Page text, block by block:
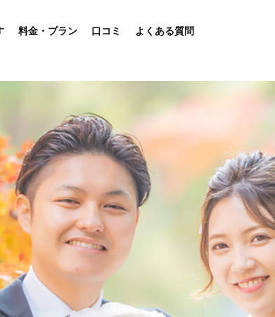
料金・プラン 口コミ よくある質問